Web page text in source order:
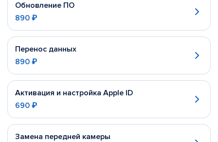
Обновление ПО
890 ₽
Перенос данных
890 ₽
Активация и настройка Apple ID
690 ₽
Замена передней камеры